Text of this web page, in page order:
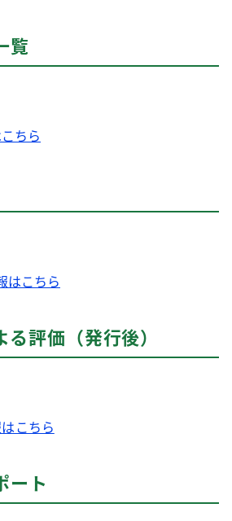
覧
ちら
はこちら
評価（発行後）
こちら
ート